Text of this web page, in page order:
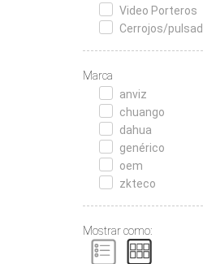
Video Porteros
Cerrojos/pulsad
Marca
anviz
chuango
dahua
genérico
oem
zkteco
Mostrar como: